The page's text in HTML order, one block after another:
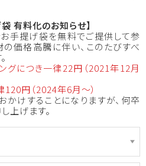
袋 有料化のお知らせ】
お手提げ袋を無料でご提供して参
価格高騰に伴い、このたびすべ
グにつき一律22円（2021年12月
円（2024年6月～）
けすることになりますが、何卒
上げます。